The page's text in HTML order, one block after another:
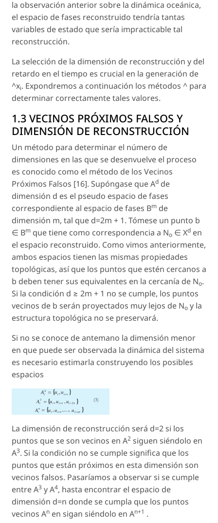
la observación anterior sobre la dinámica oceánica,
el espacio de fases reconstruido tendría tantas
variables de estado que sería impracticable tal
reconstrucción.
La selección de la dimensión de reconstrucción y del
retardo en el tiempo es crucial en la generación de
^xi. Expondremos a continuación los métodos ^ para
determinar correctamente tales valores.
1.3 VECINOS PRÓXIMOS FALSOS Y
DIMENSIÓN DE RECONSTRUCCIÓN
Un método para determinar el número de
dimensiones en las que se desenvuelve el proceso
es conocido como el método de los Vecinos
Próximos Falsos [16]. Supóngase que Ad de
dimensión d es el pseudo espacio de fases
correspondiente al espacio de fases Bm de
dimensión m, tal que d=2m + 1. Tómese un punto b
∈ Bm que tiene como correspondencia a No ∈ Xd en
el espacio reconstruido. Como vimos anteriormente,
ambos espacios tienen las mismas propiedades
topológicas, así que los puntos que estén cercanos a
b deben tener sus equivalentes en la cercanía de No.
Si la condición d ≥ 2m + 1 no se cumple, los puntos
vecinos de b serán proyectados muy lejos de No y la
estructura topológica no se preservará.
Si no se conoce de antemano la dimensión menor
en que puede ser observada la dinámica del sistema
es necesario estimarla construyendo los posibles
espacios
La dimensión de reconstrucción será d=2si los
puntos que se son vecinos en A2 siguen siéndolo en
A3. Si la condición no se cumple significa que los
puntos que están próximos en esta dimensión son
vecinos falsos. Pasaríamos a observar si se cumple
entreA3 yA4, hasta encontrar el espacio de
dimensión d=n donde se cumpla que los puntos
vecinos An en sigan siéndolo en An+1 .